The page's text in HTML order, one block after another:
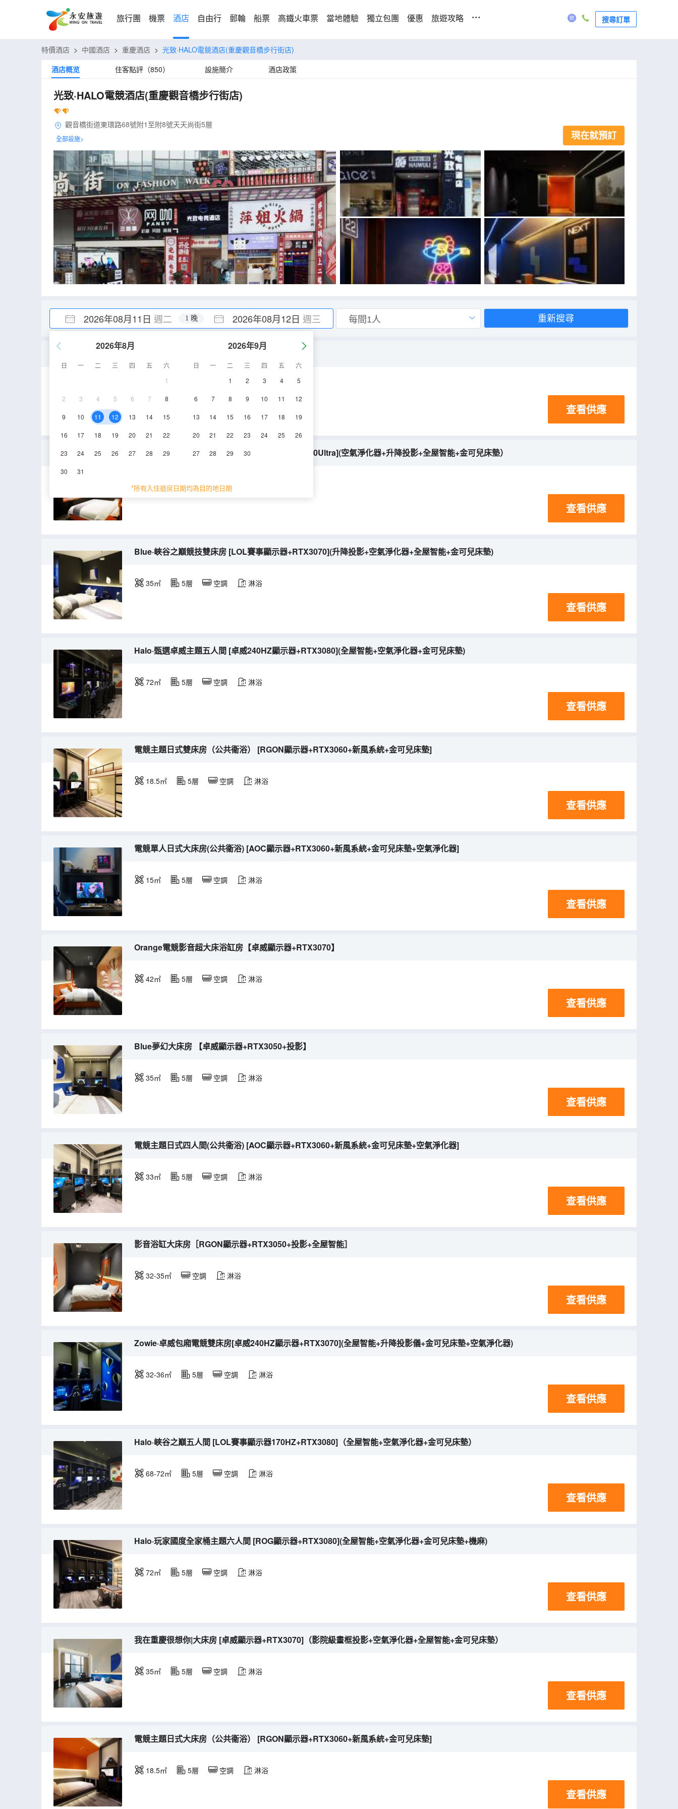
旅行團 機票 酒店 自由行 郵輪 船票 高鐵火車票 當地體驗 獨立包團 優惠 旅遊攻略 ... 搜尋訂單
特價酒店 > 中國酒店 > 重慶酒店 > 光致·HALO電競酒店(重慶觀音橋步行街店)
酒店概览
住客點評（850） 設施簡介 酒店政策
光致·HALO電競酒店(重慶觀音橋步行街店)
觀音橋街道東環路68號附1至附8號天天尚街5層
全部設施> 現在就預訂
2026年08月11日 週二 2026年08月12日 週三
1 晚
2026年8月
日 一 二 三 四 五
六
1
2 3 4 5 6 7 8
9 10 11 12 13 14 15
16 17 18 19 20 21 22
23 24 25 26 27 28 29
30 31
2026年9月
日 一 二 三 四 五
六
1
2 3 4 5
6 7 8 9 10 11 12
13 14 15 16 17 18 19
20 21 22 23 24 25 26
27 28 29 30
*所有入住退房日期均為目的地日期
重新搜尋
Orange·夢幻主題大床房 [卓威顯示器+RTX3070]
淋浴
查看供應
Orange.8號星球電競主題房 [卓威顯示器+RTX4070Ultra](空氣淨化器+升降投影+全屋智能+金可兒床墊）
42㎡ 5層 空調
查看供應
Blue·峽谷之巔競技雙床房 [LOL賽事顯示器+RTX3070](升降投影+空氣淨化器+全屋智能+金可兒床墊)
35㎡ 5層 空調 淋浴
查看供應
Halo·甄選卓威主題五人間 [卓威240HZ顯示器+RTX3080](全屋智能+空氣淨化器+金可兒床墊)
72㎡ 5層 空調 淋浴
查看供應
電競主題日式雙床房（公共衞浴） [RGON顯示器+RTX3060+新風系統+金可兒床墊]
18.5㎡ 5層 空調 淋浴
查看供應
電競單人日式大床房(公共衞浴) [AOC顯示器+RTX3060+新風系統+金可兒床墊+空氣淨化器]
15㎡ 5層 空調 淋浴
查看供應
Orange電競影音超大床浴缸房【卓威顯示器+RTX3070】
42㎡ 5層 空調 淋浴
查看供應
Blue夢幻大床房 【卓威顯示器+RTX3050+投影】
35㎡ 5層 空調 淋浴
查看供應
電競主題日式四人間(公共衞浴) [AOC顯示器+RTX3060+新風系統+金可兒床墊+空氣淨化器]
33㎡ 5層 空調 淋浴
查看供應
影音浴缸大床房［RGON顯示器+RTX3050+投影+全屋智能］
32-35㎡ 空調 淋浴
查看供應
Zowie·卓威包廂電競雙床房[卓威240HZ顯示器+RTX3070](全屋智能+升降投影儀+金可兒床墊+空氣淨化器)
32-36㎡ 5層 空調 淋浴
查看供應
Halo·峽谷之巔五人間 [LOL賽事顯示器170HZ+RTX3080]（全屋智能+空氣淨化器+金可兒床墊）
68-72㎡ 5層 空調 淋浴
查看供應
Halo·玩家國度全家桶主題六人間 [ROG顯示器+RTX3080](全屋智能+空氣淨化器+金可兒床墊+機麻)
72㎡ 5層 空調 淋浴
查看供應
我在重慶很想你|大床房 [卓威顯示器+RTX3070]（影院級畫框投影+空氣淨化器+全屋智能+金可兒床墊）
35㎡ 5層 空調 淋浴
查看供應
電競主題日式大床房（公共衞浴） [RGON顯示器+RTX3060+新風系統+金可兒床墊]
18.5㎡ 5層 空調 淋浴
查看供應